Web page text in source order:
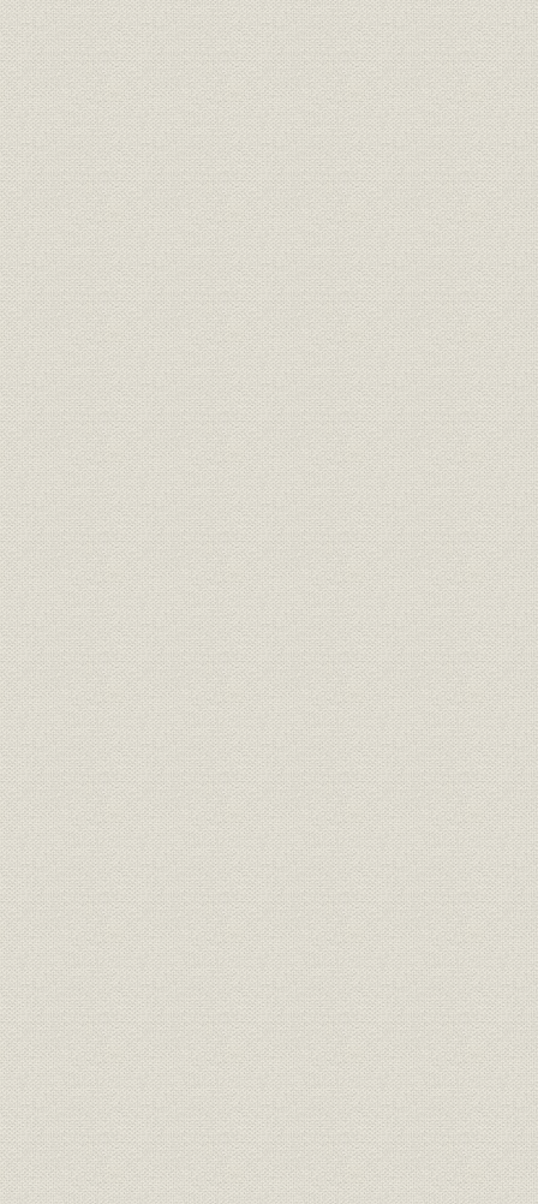
ドラフト制度廃止へ、態度鮮明
育てるペン
[2] サッカーが一面に躍り出る
プロサッカーでスポーツ維新
狙いはヤング
大相撲担当に若手記者
ゴルフは斬新レッスン
[3] 視界360度プラスアルファ
新人記者の特ダネ
評価された独自の視点
事件のなかの人間像
変幻自在の記者たち
二重構造の担当制
[4] 競馬のデータは日本一
八千頭の最新データを読者に提供
人気絶大「小宮栄一のハッピーエンド」
近藤真彦が競馬欄に登場
ソフトメーカーと予想対決
騎手もタレント? 連日のおめでた特報
[5] イメージ一新、ギャルが追う
女性執筆者が大活躍
高齢者にも格好の推理ゲーム
ギャンブルの控除率にも挑戦
隠れたベストセラー「選手名鑑」